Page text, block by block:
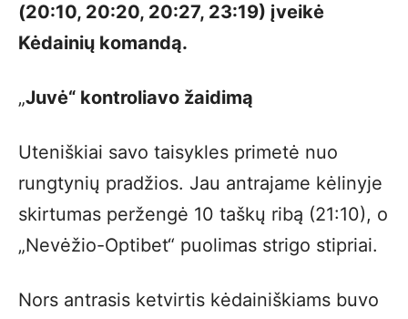
(20:10, 20:20, 20:27, 23:19) įveikė
Kėdainių komandą.
„Juvė“ kontroliavo žaidimą
Uteniškiai savo taisykles primetė nuo
rungtynių pradžios. Jau antrajame kėlinyje
skirtumas peržengė 10 taškų ribą (21:10), o
„Nevėžio-Optibet“ puolimas strigo stipriai.
Nors antrasis ketvirtis kėdainiškiams buvo